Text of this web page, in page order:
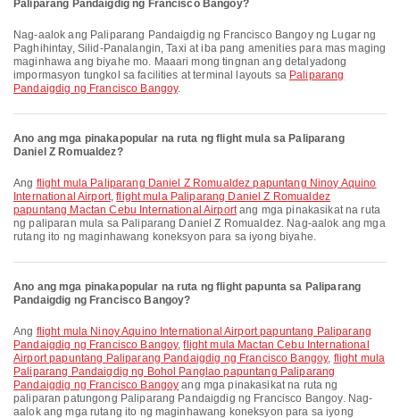
Paliparang Pandaigdig ng Francisco Bangoy?
Nag-aalok ang Paliparang Pandaigdig ng Francisco Bangoy ng Lugar ng
Paghihintay, Silid-Panalangin, Taxi at iba pang amenities para mas maging
maginhawa ang biyahe mo. Maaari mong tingnan ang detalyadong
impormasyon tungkol sa facilities at terminal layouts sa Paliparang
Pandaigdig ng Francisco Bangoy.
Ano ang mga pinakapopular na ruta ng flight mula sa Paliparang
Daniel Z Romualdez?
Ang flight mula Paliparang Daniel Z Romualdez papuntang Ninoy Aquino
International Airport,flight mula Paliparang Daniel Z Romualdez
papuntang Mactan Cebu International Airportang mga pinakasikat na ruta
ng paliparan mula sa Paliparang Daniel Z Romualdez. Nag-aalok ang mga
rutang ito ng maginhawang koneksyon para sa iyong biyahe.
Ano ang mga pinakapopular na ruta ng flight papunta sa Paliparang
Pandaigdig ng Francisco Bangoy?
Ang flight mula Ninoy Aquino International Airport papuntang Paliparang
Pandaigdig ng Francisco Bangoy,flight mula Mactan Cebu International
Airport papuntang Paliparang Pandaigdig ng Francisco Bangoy, flight mula
Paliparang Pandaigdig ng Bohol Panglao papuntang Paliparang
Pandaigdig ng Francisco Bangoy ang mga pinakasikat na ruta ng
paliparan patungong Paliparang Pandaigdig ng Francisco Bangoy. Nag-
aalok ang mga rutang ito ng maginhawang koneksyon para sa iyong